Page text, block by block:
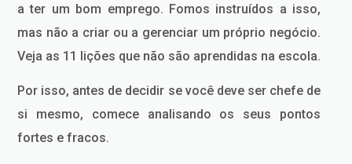
a ter um bom emprego. Fomos instruídos a isso,
mas não a criar ou a gerenciar um próprio negócio.
Veja as 11 lições que não são aprendidas na escola.
Por isso, antes de decidir se você deve ser chefe de
si mesmo, comece analisando os seus pontos
fortes e fracos.